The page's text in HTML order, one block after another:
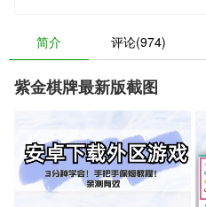
简介 评论(974)
紫金棋牌最新版截图